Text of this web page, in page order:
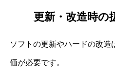
更新・改造時の
ソフトの更新やハードの改
価が必要です。